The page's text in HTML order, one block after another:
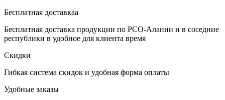
Бесплатная доставкаа
Бесплатная доставка продукции по РСО-Алании и в соседние
республики в удобное для клиента время
Скидки
Гибкая система скидок и удобная форма оплаты
Удобные заказы